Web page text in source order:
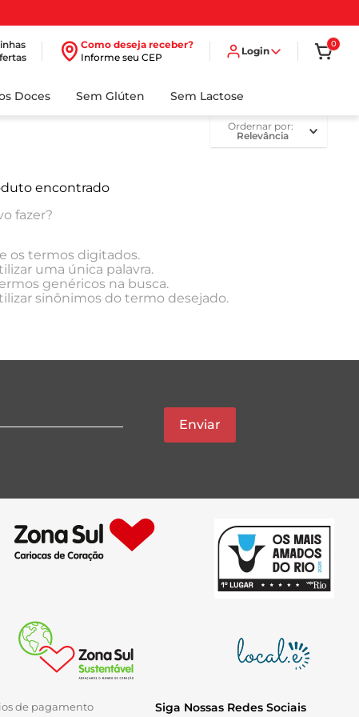
Como deseja receber?
Informe seu CEP
Login
0
Doces Sem Glúten Sem Lactose
ordernar por
Relevância
encontrado
fazer?
os termos digitados.
uma única palavra.
genéricos na busca.
sinônimos do termo desejado.
Enviar
de pagamento Siga Nossas Redes Sociais